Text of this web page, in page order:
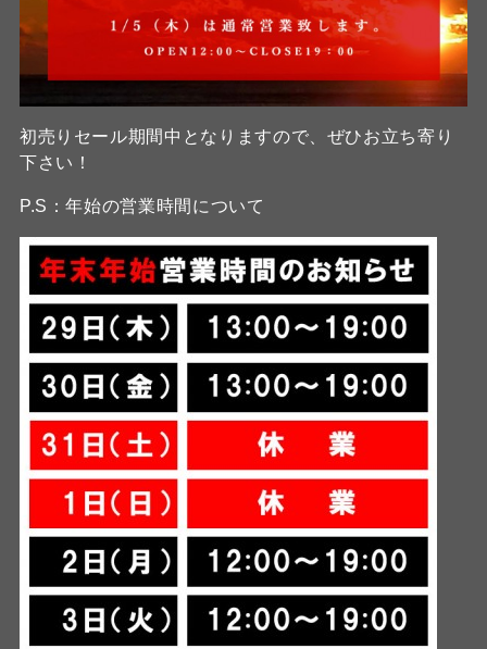
初売りセール期間中となりますので、ぜひお立ち寄り
下さい！
P.S：年始の営業時間について